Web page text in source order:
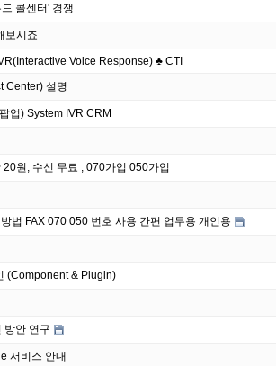
콜센터' 경쟁
보시죠
Voice Response) ♣ CTI
Center) 설명
Pop-up (팝업) System IVR CRM
원, 수신 무료 , 070가입 050가입
PC 노트북 컴퓨터로 팩스 보내기 받기 방법 FAX 070 050 번호 사용 간편 업무용 개인용
(Component & Plugin)
방안 연구
서비스 안내